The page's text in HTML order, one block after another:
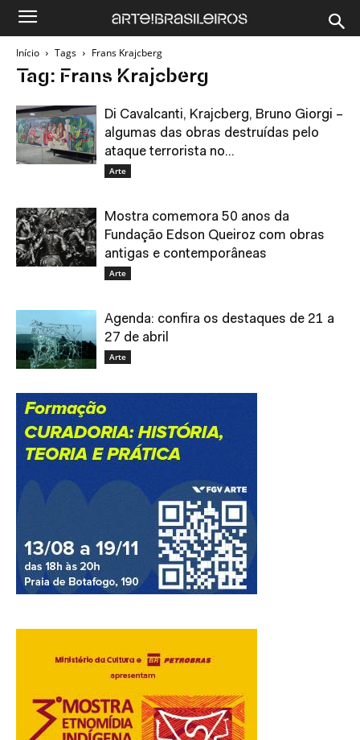
Início Tags Frans Krajcberg
Tag: Frans Krajcberg
Di Cavalcanti, Krajcberg, Bruno Giorgi –
algumas das obras destruídas pelo
ataque terrorista no...
Arte
Mostra comemora 50 anos da
Fundação Edson Queiroz com obras
antigas e contemporâneas
Arte
Agenda: confira os destaques de 21 a
27 de abril
Arte